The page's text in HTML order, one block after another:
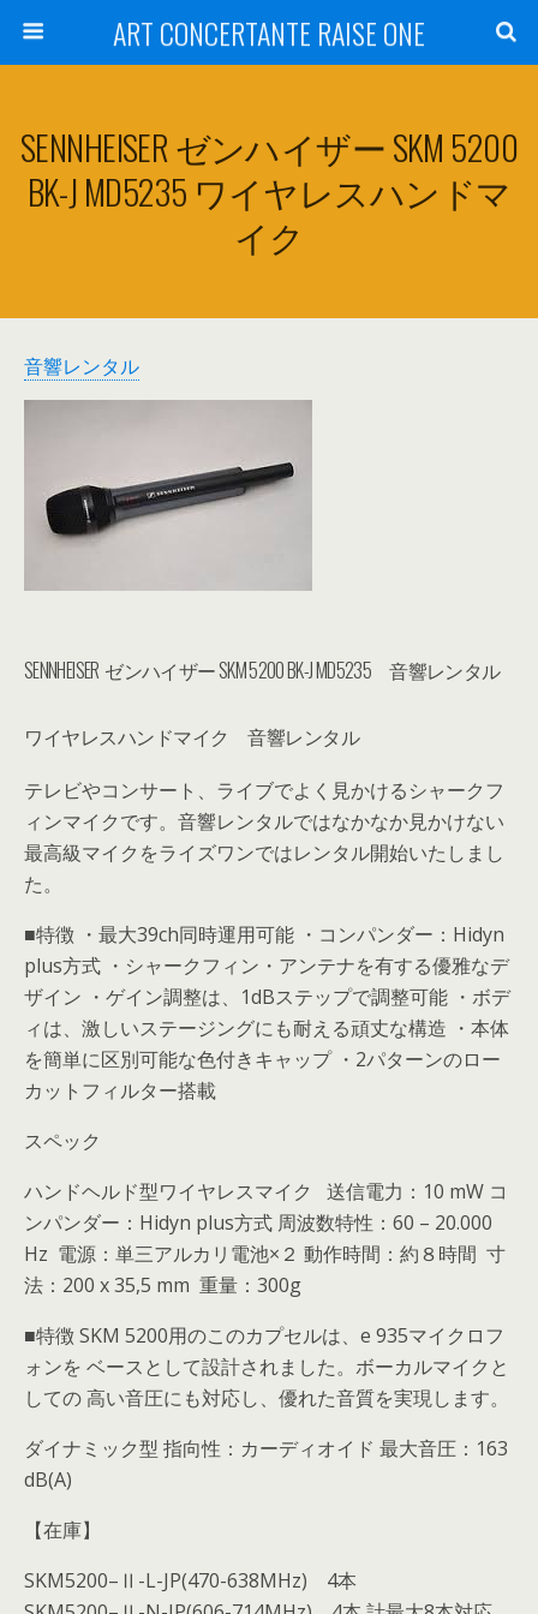
ART CONCERTANTE RAISE ONE
SENNHEISER ゼンハイザー SKM 5200
BK-J MD5235 ワイヤレスハンドマ
イク
音響レンタル
SENNHEISER ゼンハイザー SKM 5200 BK-J MD5235 音響レンタル
ワイヤレスハンドマイク 音響レンタル
テレビやコンサート、ライブでよく見かけるシャークフ
ィンマイクです。音響レンタルではなかなか見かけない
最高級マイクをライズワンではレンタル開始いたしまし
た。
■特徴 ・最大39ch同時運用可能 ・コンパンダー：Hidyn
plus方式 ・シャークフィン・アンテナを有する優雅なデ
ザイン ・ゲイン調整は、1dBステップで調整可能 ・ボデ
ィは、激しいステージングにも耐える頑丈な構造 ・本体
を簡単に区別可能な色付きキャップ ・2パターンのロー
カットフィルター搭載
スペック
ハンドヘルド型ワイヤレスマイク 送信電力：10 mW コ
ンパンダー：Hidyn plus方式 周波数特性：60 – 20.000
Hz 電源：単三アルカリ電池×２ 動作時間：約８時間 寸
法：200 x 35,5 mm 重量：300g
■特徴 SKM 5200用のこのカプセルは、e 935マイクロフ
ォンを ベースとして設計されました。ボーカルマイクと
しての 高い音圧にも対応し、優れた音質を実現します。
ダイナミック型 指向性：カーディオイド 最大音圧：163
dB(A)
【在庫】
SKM5200–Ⅱ-L-JP(470-638MHz) 4本